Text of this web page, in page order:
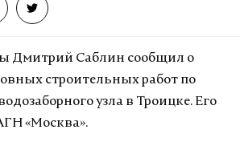
Дмитрий Саблин сообщил о
строительных работ по
узла в Троицке. Его
«Москва».